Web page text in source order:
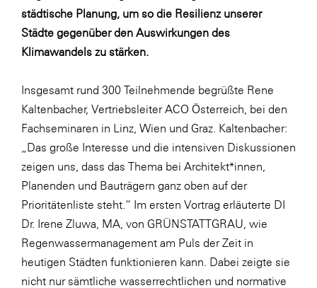
kosaplaner
LAT Nitrogen
Lidl Österreich
Die Menü-Manufaktur
MTH Retail Group
OMV
OptimaMed
PAGRO
PHH Rechtsanwält:innen
Primark
städtische Planung, um so die Resilienz unserer
Städte gegenüber den Auswirkungen des
Klimawandels zu stärken.
Insgesamt rund 300 Teilnehmende begrüßte Rene
Kaltenbacher, Vertriebsleiter ACO Österreich, bei den
Fachseminaren in Linz, Wien und Graz. Kaltenbacher:
„Das große Interesse und die intensiven Diskussionen
zeigen uns, dass das Thema bei Architekt*innen,
Planenden und Bauträgern ganz oben auf der
Prioritätenliste steht.“ Im ersten Vortrag erläuterte DI
Dr. Irene Zluwa, MA, von GRÜNSTATTGRAU, wie
Regenwassermanagement am Puls der Zeit in
heutigen Städten funktionieren kann. Dabei zeigte sie
nicht nur sämtliche wasserrechtlichen und normative